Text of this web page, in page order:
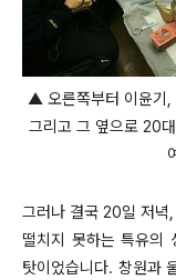
▲ 오른쪽부터 이윤기,
그리고 그 옆으로 20
그러나 결국 20일 저녁
떨치지 못하는 특유의
탓이었습니다. 창원과